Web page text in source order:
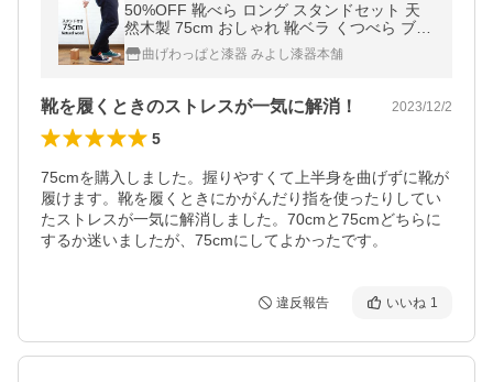
50%OFF 靴べら ロング スタンドセット 天
然木製 75cm おしゃれ 靴ベラ くつべら ブナ
の木 父の日 プレゼント 実用的
曲げわっぱと漆器 みよし漆器本舗
靴を履くときのストレスが一気に解消！ 2023/12/2
5
75cmを購入しました。握りやすくて上半身を曲げずに靴が
履けます。靴を履くときにかがんだり指を使ったりしてい
たストレスが一気に解消しました。70cmと75cmどちらに
するか迷いましたが、75cmにしてよかったです。
違反報告 いいね 1